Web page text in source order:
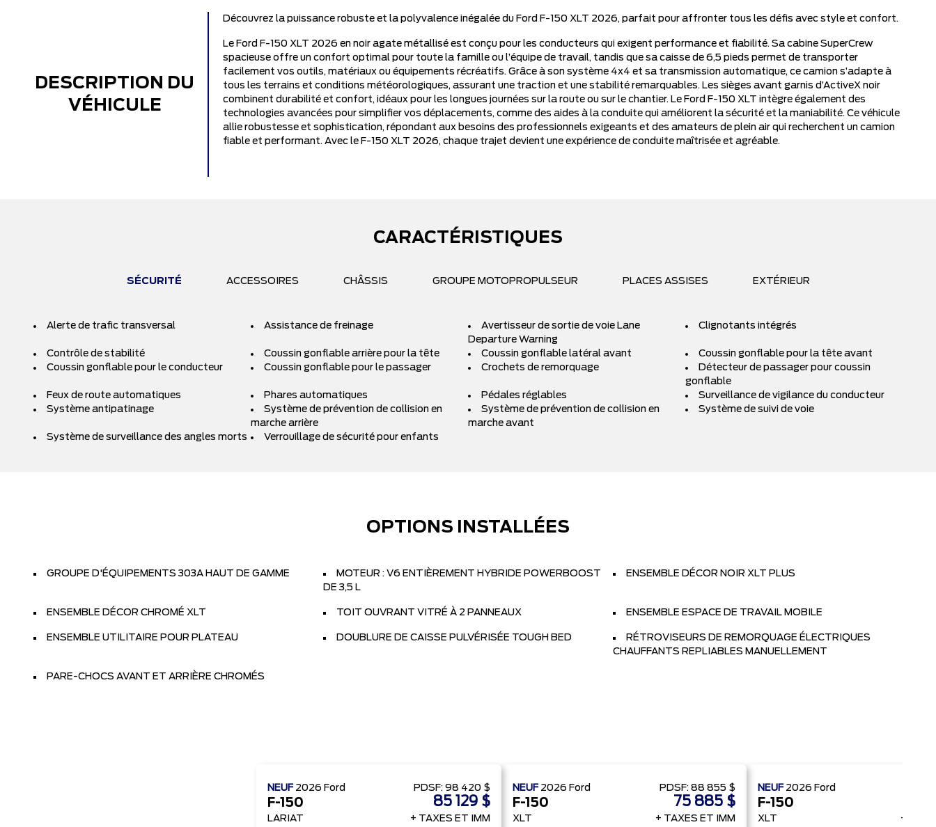
DESCRIPTION DU
VÉHICULE
Découvrez la puissance robuste et la polyvalence inégalée du Ford F-150 XLT 2026, parfait pour affronter tous les défis avec style et confort.
Le Ford F-150 XLT 2026 en noir agate métallisé est conçu pour les conducteurs qui exigent performance et fiabilité. Sa cabine SuperCrew
spacieuse offre un confort optimal pour toute la famille ou l’équipe de travail, tandis que sa caisse de 6,5 pieds permet de transporter
facilement vos outils, matériaux ou équipements récréatifs. Grâce à son système 4x4 et sa transmission automatique, ce camion s’adapte à
tous les terrains et conditions météorologiques, assurant une traction et une stabilité remarquables. Les sièges avant garnis d’ActiveX noir
combinent durabilité et confort, idéaux pour les longues journées sur la route ou sur le chantier. Le Ford F-150 XLT intègre également des
technologies avancées pour simplifier vos déplacements, comme des aides à la conduite qui améliorent la sécurité et la maniabilité. Ce véhicule
allie robustesse et sophistication, répondant aux besoins des professionnels exigeants et des amateurs de plein air qui recherchent un camion
fiable et performant. Avec le F-150 XLT 2026, chaque trajet devient une expérience de conduite maîtrisée et agréable.
CARACTÉRISTIQUES
SÉCURITÉ ACCESSOIRES CHÂSSIS GROUPE MOTOPROPULSEUR PLACES ASSISES EXTÉRIEUR
Alerte de trafic transversal Assistance de freinage
Avertisseur de sortie de voie Lane
Departure Warning
Clignotants intégrés
Contrôle de stabilité Coussin gonflable arrière pour la tête Coussin gonflable latéral avant
Coussin gonflable pour la tête avant
Coussin gonflable pour le conducteur
Coussin gonflable pour le passager Crochets de remorquage
Détecteur de passager pour coussin
gonflable
Feux de route automatiques
Phares automatiques Pédales réglables
Surveillance de vigilance du conducteur
Système antipatinage
Système de prévention de collision en
marche arrière
Système de prévention de collision en
marche avant
Système de suivi de voie
Système de surveillance des angles morts Verrouillage de sécurité pour enfants
OPTIONS INSTALLÉES
GROUPE D'ÉQUIPEMENTS 303A HAUT DE GAMME
MOTEUR : V6 ENTIÈREMENT HYBRIDE POWERBOOST
DE 3,5 L
ENSEMBLE DÉCOR NOIR XLT PLUS
ENSEMBLE DÉCOR CHROMÉ XLT TOIT OUVRANT VITRÉ À 2 PANNEAUX ENSEMBLE ESPACE DE TRAVAIL MOBILE
ENSEMBLE UTILITAIRE POUR PLATEAU DOUBLURE DE CAISSE PULVÉRISÉE TOUGH BED
RÉTROVISEURS DE REMORQUAGE ÉLECTRIQUES
CHAUFFANTS REPLIABLES MANUELLEMENT
PARE-CHOCS AVANT ET ARRIÈRE CHROMÉS
NEUF 2026 Ford
F-150
LARIAT
PDSF: 98 420 $
85 129 $
+ TAXES ET IMM
NEUF 2026 Ford
F-150
XLT
PDSF: 88 855 $
75 885 $
+ TAXES ET IMM
NEUF 2026 Ford
F-150
XLT +